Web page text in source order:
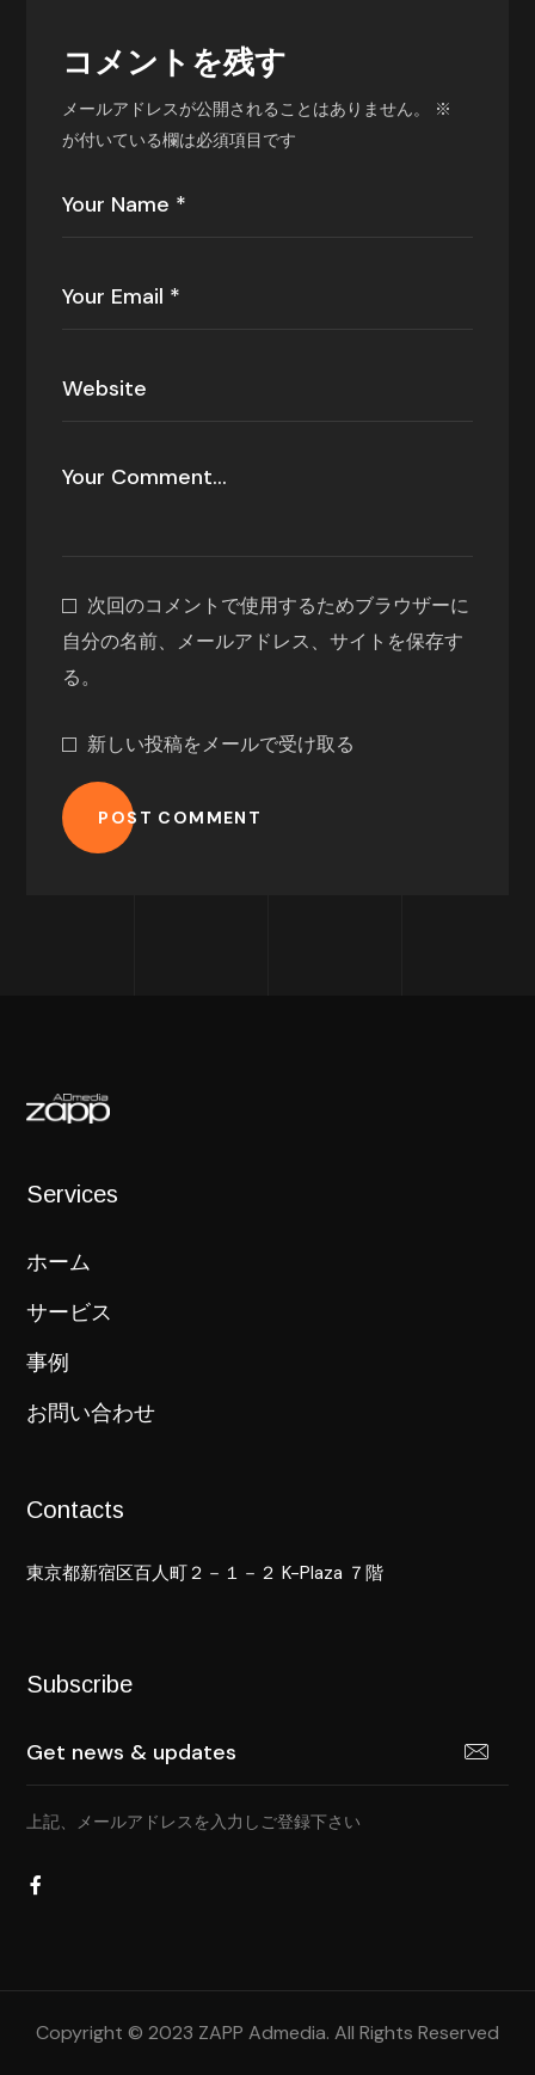
コメントを残す
メールアドレスが公開されることはありません。
※
が付いている欄は必須項目です
次回のコメントで使用するためブラウザーに
自分の名前、メールアドレス、サイトを保存す
る。
新しい投稿をメールで受け取る
POST COMMENT
Services
ホーム
サービス
事例
お問い合わせ
Contacts
東京都新宿区百人町２－１－２ K-Plaza ７階
Subscribe
上記、メールアドレスを入力しご登録下さい
Copyright © 2023 ZAPP Admedia. All Rights Reserved